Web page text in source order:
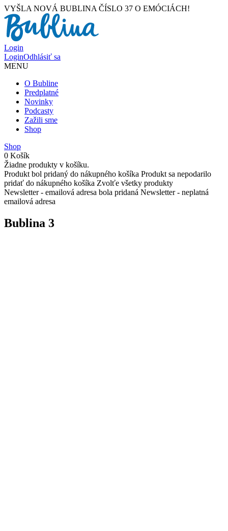
VYŠLA NOVÁ BUBLINA ČÍSLO 37 O EMÓCIÁCH!
Login
LoginOdhlásiť sa
MENU
O Bubline
Predplatné
Novinky
Podcasty
Zažili sme
Shop
Shop
0 Košík
Žiadne produkty v košíku.
Produkt bol pridaný do nákupného košíka Produkt sa nepodarilo
pridať do nákupného košíka Zvolťe všetky produkty
Newsletter - emailová adresa bola pridaná Newsletter - neplatná
emailová adresa
Bublina 3